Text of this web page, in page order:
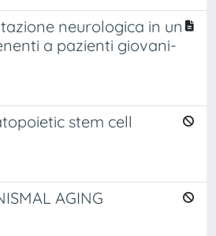
neurologica in un
a pazienti giovani-
stem cell
AGING